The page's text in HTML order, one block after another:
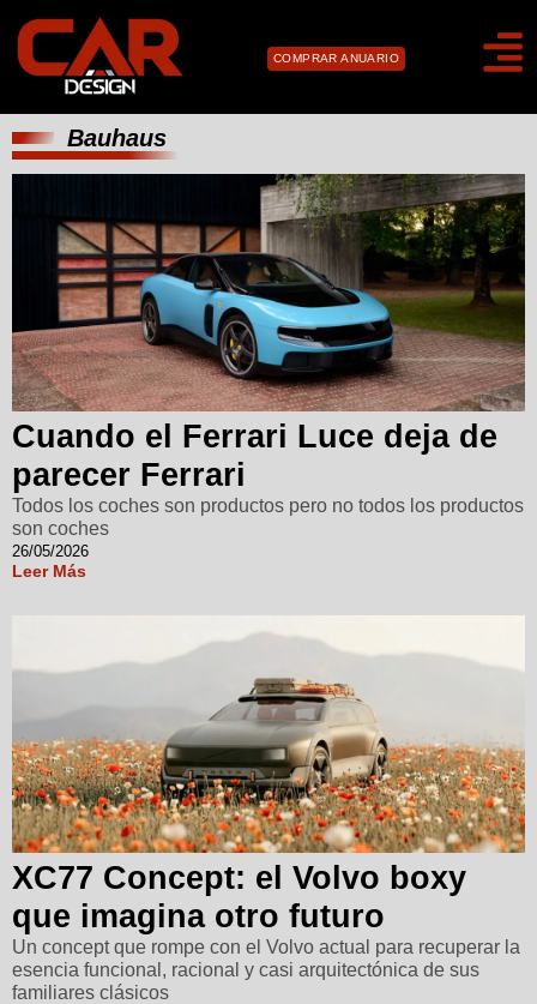
COMPRAR ANUARIO
Bauhaus
Cuando el Ferrari Luce deja de
parecer Ferrari
Todos los coches son productos pero no todos los productos
son coches
26/05/2026
Leer Más
XC77 Concept: el Volvo boxy
que imagina otro futuro
Un concept que rompe con el Volvo actual para recuperar la
esencia funcional, racional y casi arquitectónica de sus
familiares clásicos